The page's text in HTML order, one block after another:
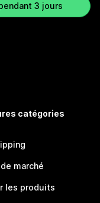
3 jours
catégories
marché
les produits